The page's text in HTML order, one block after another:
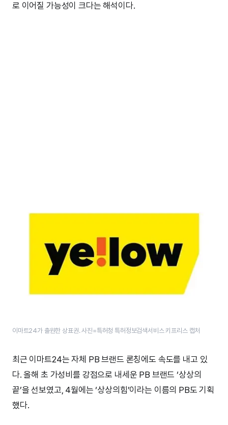
로 이어질 가능성이 크다는 해석이다.
이마트24가 출원한 상표권. 사진=특허청 특허정보검색서비스 키프리스 캡처
최근 이마트24는 자체 PB 브랜드 론칭에도 속도를 내고 있
다. 올해 초 가성비를 강점으로 내세운 PB 브랜드 ‘상상의
끝’을 선보였고, 4월에는 ‘상상의힘’이라는 이름의 PB도 기획
했다.